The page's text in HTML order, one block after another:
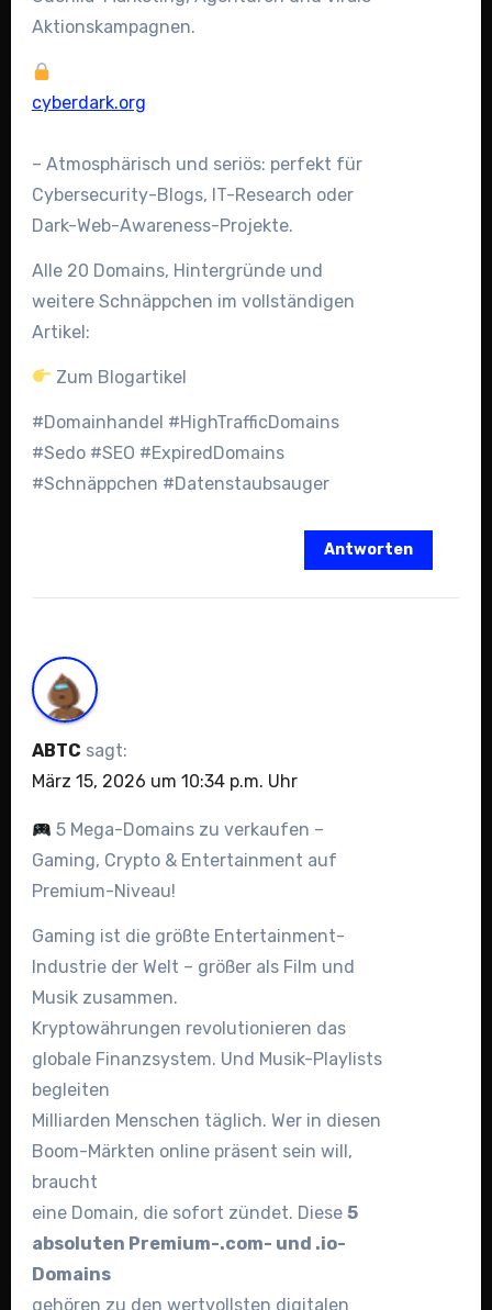
Aktionskampagnen.
cyberdark.org
– Atmosphärisch und seriös: perfekt für
Cybersecurity-Blogs, IT-Research oder
Dark-Web-Awareness-Projekte.
Alle 20 Domains, Hintergründe und
weitere Schnäppchen im vollständigen
Artikel:
Zum Blogartikel
#Domainhandel #HighTrafficDomains
#Sedo #SEO #ExpiredDomains
#Schnäppchen #Datenstaubsauger
Antworten
ABTC sagt:
März 15, 2026 um 10:34 p.m. Uhr
5 Mega-Domains zu verkaufen –
Gaming, Crypto & Entertainment auf
Premium-Niveau!
Gaming ist die größte Entertainment-
Industrie der Welt – größer als Film und
Musik zusammen.
Kryptowährungen revolutionieren das
globale Finanzsystem. Und Musik-Playlists
begleiten
Milliarden Menschen täglich. Wer in diesen
Boom-Märkten online präsent sein will,
braucht
eine Domain, die sofort zündet. Diese 5
absoluten Premium-.com- und .io-
Domains
gehören zu den wertvollsten digitalen